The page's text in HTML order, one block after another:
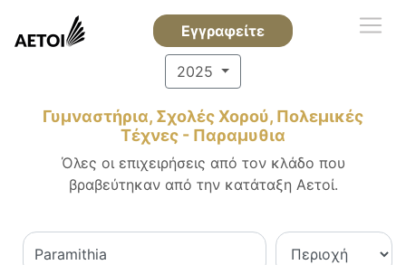
Εγγραφείτε
2025
Γυμναστήρια, Σχολές Χορού, Πολεμικές
Τέχνες - Παραμυθια
Όλες οι επιχειρήσεις από τον κλάδο που
βραβεύτηκαν από την κατάταξη Αετοί.